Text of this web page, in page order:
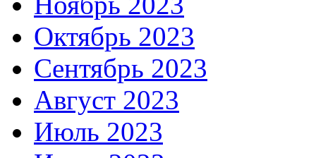
Октябрь 2023
Сентябрь 2023
Август 2023
Июль 2023